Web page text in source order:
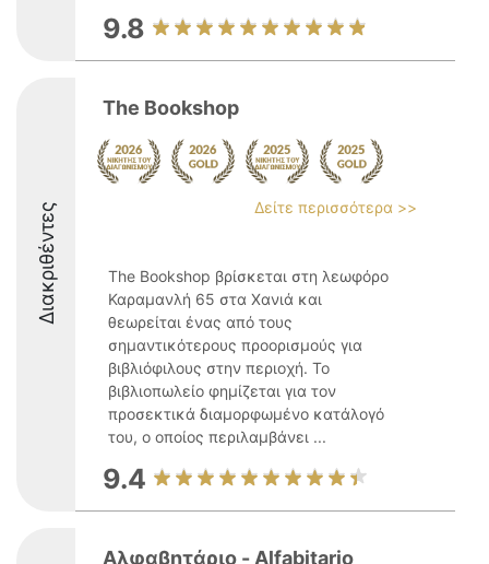
9.8
Διακριθέντες
The Bookshop
Δείτε περισσότερα >>
The Bookshop βρίσκεται στη λεωφόρο
Καραμανλή 65 στα Χανιά και
θεωρείται ένας από τους
σημαντικότερους προορισμούς για
βιβλιόφιλους στην περιοχή. Το
βιβλιοπωλείο φημίζεται για τον
προσεκτικά διαμορφωμένο κατάλογό
του, ο οποίος περιλαμβάνει ...
9.4
Αλφαβητάριο - Alfabitario